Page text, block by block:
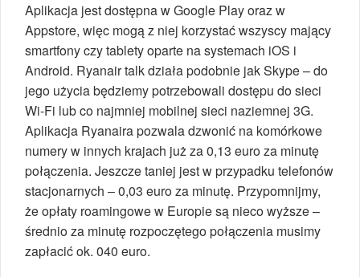
Aplikacja jest dostępna w Google Play oraz w
Appstore, więc mogą z niej korzystać wszyscy mający
smartfony czy tablety oparte na systemach iOS i
Android. Ryanair talk działa podobnie jak Skype – do
jego użycia będziemy potrzebowali dostępu do sieci
Wi-Fi lub co najmniej mobilnej sieci naziemnej 3G.
Aplikacja Ryanaira pozwala dzwonić na komórkowe
numery w innych krajach już za 0,13 euro za minutę
połączenia. Jeszcze taniej jest w przypadku telefonów
stacjonarnych – 0,03 euro za minutę. Przypomnijmy,
że opłaty roamingowe w Europie są nieco wyższe –
średnio za minutę rozpoczętego połączenia musimy
zapłacić ok. 040 euro.